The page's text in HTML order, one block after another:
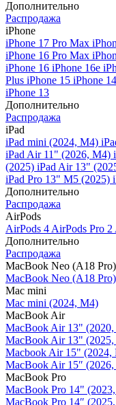
Дополнительно
Распродажа
iPhone
iPhone 17 Pro Max
iPhone 16 Pro Max
iPhone 16 iPhone 16e
Plus iPhone 15 iPhone
iPhone 13
Дополнительно
Распродажа
iPad
iPad mini (2024, M4)
iPad Air 11" (2026, M4)
(2025) iPad Air 13"
iPad Pro 13" M5 (2025)
Дополнительно
Распродажа
AirPods
AirPods 4 AirPods Pro 2
Дополнительно
Распродажа
MacBook Neo (A18 Pro)
MacBook Neo (A18 Pro)
Mac mini
Mac mini (2024, M4)
MacBook Air
MacBook Air 13"
MacBook Air 13"
Macbook Air 15" (2024,
MacBook Air 15″
MacBook Pro
MacBook Pro 14"
MacBook Pro 14″